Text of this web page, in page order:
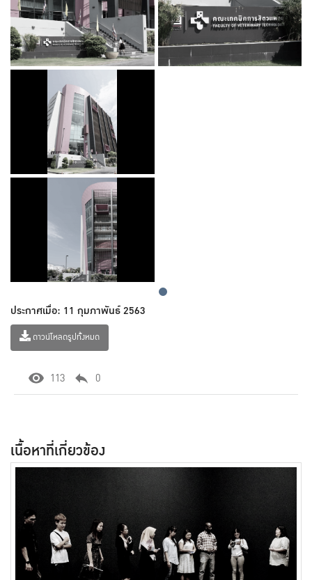
ประกาศเมื่อ: 11 กุมภาพันธ์ 2563
ดาวน์โหลดรูปทั้งหมด
113 0
เนื้อหาที่เกี่ยวข้อง